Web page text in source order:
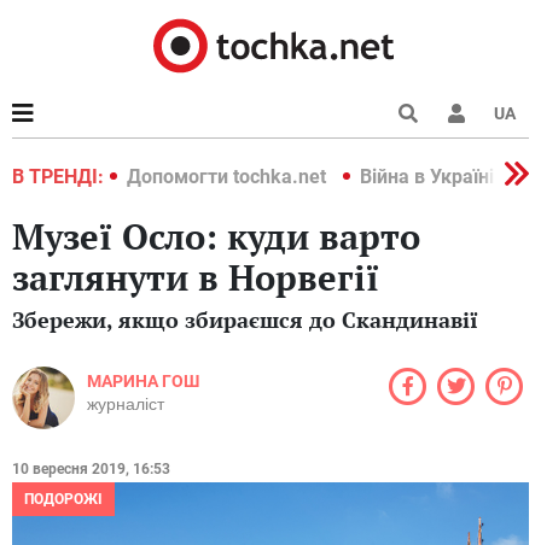
UA
В ТРЕНДІ:
2022 Допомогти tochka.net Війна в Україні 2022
Музеї Осло: куди варто
заглянути в Норвегії
Збережи, якщо збираєшся до Скандинавії
МАРИНА ГОШ
журналіст
10 вересня 2019, 16:53
ПОДОРОЖІ